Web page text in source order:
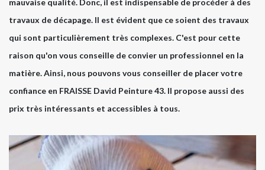
mauvaise qualité. Donc, il est indispensable de procéder à des
travaux de décapage. Il est évident que ce soient des travaux
qui sont particulièrement très complexes. C'est pour cette
raison qu'on vous conseille de convier un professionnel en la
matière. Ainsi, nous pouvons vous conseiller de placer votre
confiance en FRAISSE David Peinture 43. Il propose aussi des
prix très intéressants et accessibles à tous.